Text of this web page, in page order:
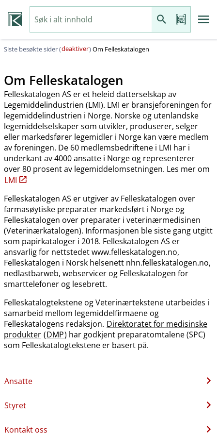
Siste besøkte sider (deaktiver)Om Felleskatalogen
Om Felleskatalogen
Felleskatalogen AS er et heleid datterselskap av
Legemiddelindustrien (LMI). LMI er bransjeforeningen for
legemiddelindustrien i Norge. Norske og utenlandske
legemiddelselskaper som utvikler, produserer, selger
eller markedsfører legemidler i Norge kan være medlem
av foreningen. De 60 medlemsbedriftene i LMI har i
underkant av 4000 ansatte i Norge og representerer
over 80 prosent av legemiddelomsetningen. Les mer om
LMI
Felleskatalogen AS er utgiver av Felleskatalogen over
farmasøytiske preparater markedsført i Norge og
Felleskatalogen over preparater i veterinærmedisinen
(Veterinærkatalogen). Informasjonen ble siste gang utgitt
som papirkataloger i 2018. Felleskatalogen AS er
ansvarlig for nettstedet www.felleskatalogen.no,
Felleskatalogen i Norsk helsenett nhn.felleskatalogen.no,
nedlastbarweb, webservicer og Felleskatalogen for
smarttelefoner og lesebrett.
Felleskatalogtekstene og Veterinærtekstene utarbeides i
samarbeid mellom legemiddelfirmaene og
Felleskatalogens redaksjon. Direktoratet for medisinske
produkter (DMP) har godkjent preparatomtalene (SPC)
som Felleskatalogtekstene er basert på.
Ansatte
Styret
Kontakt oss